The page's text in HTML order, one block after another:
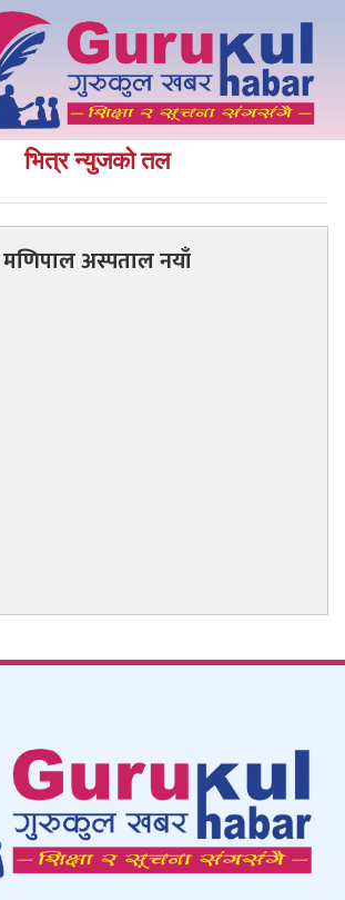
भित्र न्युजकाे तल
मणिपाल अस्पताल नयाँ